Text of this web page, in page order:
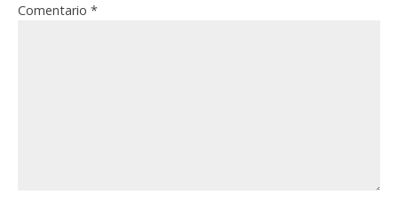
Comentario *